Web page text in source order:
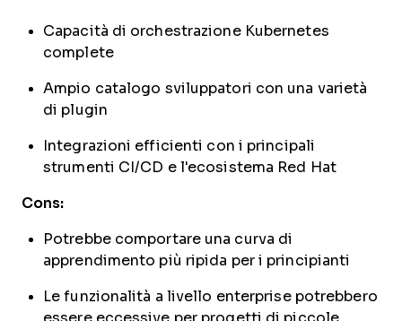
Capacità di orchestrazione Kubernetes
complete
Ampio catalogo sviluppatori con una varietà
di plugin
Integrazioni efficienti con i principali
strumenti CI/CD e l'ecosistema Red Hat
Cons:
Potrebbe comportare una curva di
apprendimento più ripida per i principianti
Le funzionalità a livello enterprise potrebbero
essere eccessive per progetti di piccole